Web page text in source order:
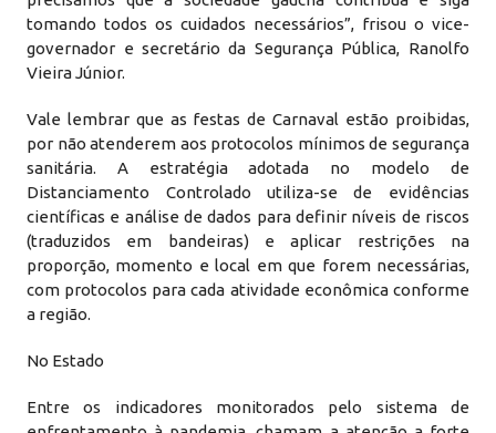
tomando todos os cuidados necessários”, frisou o vice-
governador e secretário da Segurança Pública, Ranolfo
Vieira Júnior.
Vale lembrar que as festas de Carnaval estão proibidas,
por não atenderem aos protocolos mínimos de segurança
sanitária. A estratégia adotada no modelo de
Distanciamento Controlado utiliza-se de evidências
científicas e análise de dados para definir níveis de riscos
(traduzidos em bandeiras) e aplicar restrições na
proporção, momento e local em que forem necessárias,
com protocolos para cada atividade econômica conforme
a região.
No Estado
Entre os indicadores monitorados pelo sistema de